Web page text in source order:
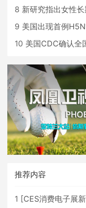
8 新研究指出女性长期
9 美国出现首例
10 美国CDC确认全国
推荐内容
1 [CES消费电子展